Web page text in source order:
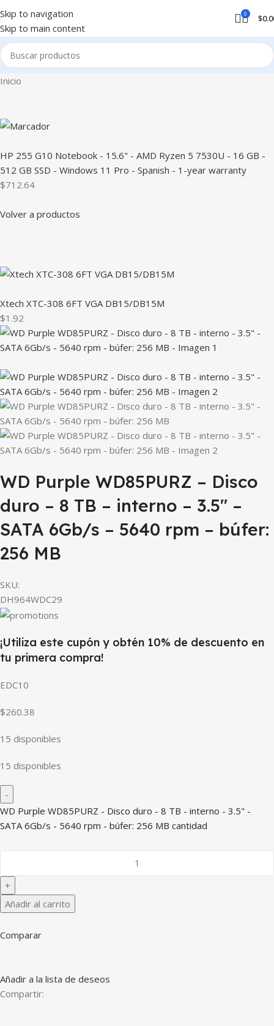
Skip to navigation
Skip to main content
0 $
Inicio
HP 255 G10 Notebook - 15.6" - AMD Ryzen 5 7530U - 16 GB -
512 GB SSD - Windows 11 Pro - Spanish - 1-year warranty
$712.64
Volver a productos
Xtech XTC-308 6FT VGA DB15/DB15M
$1.92
WD Purple WD85PURZ – Disco
duro – 8 TB – interno – 3.5″ –
SATA 6Gb/s – 5640 rpm – búfer:
256 MB
SKU:
DH964WDC29
¡Utiliza este cupón y obtén 10% de descuento en
tu primera compra!
EDC10
$260.38
15 disponibles
15 disponibles
WD Purple WD85PURZ - Disco duro - 8 TB - interno - 3.5" -
SATA 6Gb/s - 5640 rpm - búfer: 256 MB cantidad
Añadir al carrito
Comparar
Añadir a la lista de deseos
Compartir: